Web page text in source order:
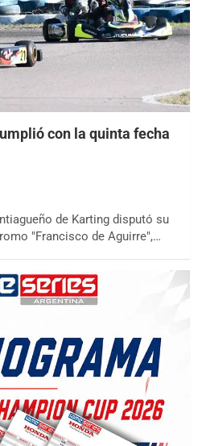
con la quinta fecha
de Karting disputó su
"Francisco de Aguirre",…